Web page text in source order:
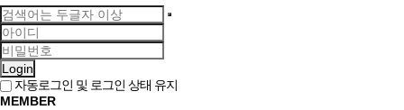
Login
자동로그인 및 로그인 상태 유지
MEMBER